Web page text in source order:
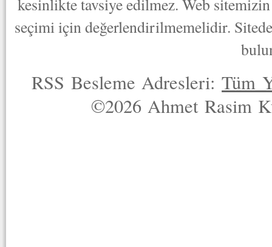
kesinlikte tavsiye edilmez. Web
seçimi için değerlendirilmemelidir.
RSS Besleme Adresleri:Tüm
©2026 Ahmet Rasim